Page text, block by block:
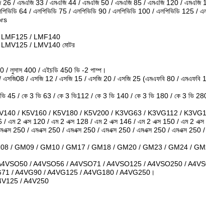
/ এমএজি 33 / এমএজি 44 / এমএজি 50 / এমএজি 85 / এমএজি 120 / এমএজি
64 / এলপিভিডি 75 / এলপিভিডি 90 / এলপিভিডি 100 / এলপিভিডি 125 /
/ LMF140
/ LMV140 মোটর
/ লুসাস 400 / এইচডি 450 ভি -2 পাম্প।
/ এসজি 12 / এসজি 15 / এসজি 20 / এসজি 25 (এমএফবি 80 /
45 / কে 3 ভি 63 / কে 3 ভি112 / কে 3 ভি 140 / কে 3 ভি 180 / কে 3
/ K5V160 / K5V180 / K5V200 / K3VG63 / K3VG112 /
এম 2 এক্স 120 / এম 2 এক্স 128 / এম 2 এক্স 146 / এম 2 এক্স 150 / এম 2
250 / এমএক্স 250 / এমএক্স 250 / এমএক্স 250 / এমএক্স 250 / এমএক্স 250
/ GM09 / GM10 / GM17 / GM18 / GM20 / GM23 / GM24 / GM28
/ A4VSO56 / A4VSO71 / A4VSO125 / A4VSO250 /
/ A4VG90 / A4VG125 / A4VG180 / A4VG250।
/ A4V250